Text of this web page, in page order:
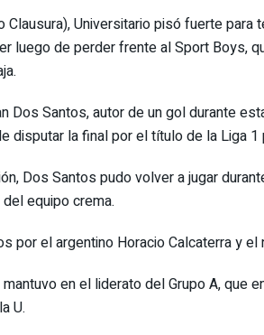
Clausura), Universitario pisó fuerte
luego de perder frente al Sport Boys,
Dos Santos, autor de un gol durante
disputar la final por el título de la Liga 1
Dos Santos pudo volver a jugar
equipo crema.
por el argentino Horacio Calcaterra y el
en el liderato del Grupo A, que
U.